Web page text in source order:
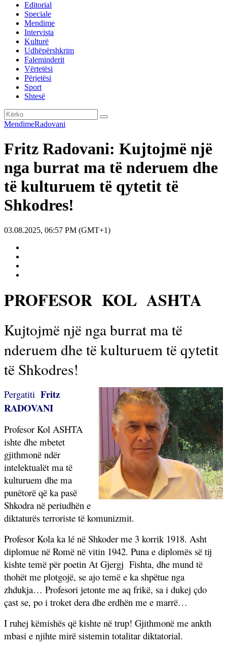
Editorial
Speciale
Mendime
Intervista
Kulturë
Udhëpërshkrim
Faleminderit
Vërtetësi
Përjetësi
Sport
Shtesë
MendimeRadovani
Fritz Radovani: Kujtojmë një
nga burrat ma të nderuem dhe
të kulturuem të qytetit të
Shkodres!
03.08.2025, 06:57 PM (GMT+1)
PROFESOR KOL ASHTA
Kujtojmë një nga burrat ma të
nderuem dhe të kulturuem të qytetit
të Shkodres!
Pergatiti Fritz
RADOVANI
Profesor Kol ASHTA
ishte dhe mbetet
gjithmonë ndër
intelektualët ma të
kulturuem dhe ma
punëtorë që ka pasë
Shkodra në periudhën e
diktaturës terroriste të komunizmit.
Profesor Kola ka lé në Shkoder me 3 korrik 1918. Asht
diplomue në Romë në vitin 1942. Puna e diplomës së tij
kishte temë për poetin At Gjergj Fishta, dhe mund të
thohët me plotgojë, se ajo temë e ka shpëtue nga
zhdukja… Profesori jetonte me aq frikë, sa i dukej çdo
çast se, po i troket dera dhe erdhën me e marrë…
I ruhej këmishës që kishte në trup! Gjithmonë me ankth
mbasi e njihte mirë sistemin totalitar diktatorial.